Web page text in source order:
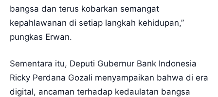
bangsa dan terus kobarkan semangat
kepahlawanan di setiap langkah kehidupan,”
pungkas Erwan.
Sementara itu, Deputi Gubernur Bank Indonesia
Ricky Perdana Gozali menyampaikan bahwa di era
digital, ancaman terhadap kedaulatan bangsa